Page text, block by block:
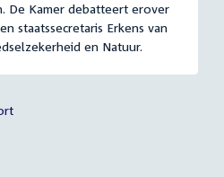
De Kamer debatteert erover
staatssecretaris Erkens van
en Natuur.